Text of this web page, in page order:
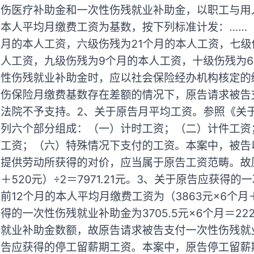
伤医疗补助金和一次性伤残就业补助金，以职工与
本人平均月缴费工资为基数，按下列标准计发：……
月的本人工资，六级伤残为21个月的本人工资，七
人工资，九级伤残为9个月的本人工资，十级伤残
性伤残就业补助金时，应以社会保险经办机构核定
伤保险月缴费基数存在差额的情况下，原告请求被
法院不予支持。2、关于原告月平均工资。参照《
列六个部分组成：（一）计时工资；（二）计件工
工资；（六）特殊情况下支付的工资。本案中，被
提供劳动所获得的对价，应当属于原告工资范畴。
＋520元）÷2＝7971.21元。3、关于原告应获得的
前12个月的本人平均月缴费工资为（3863元×6个
得的一次性伤残就业补助金为3705.5元×6个月＝
就业补助金数额，故原告请求被告支付一次性伤残
告应获得的停工留薪期工资。本案中，原告停工留